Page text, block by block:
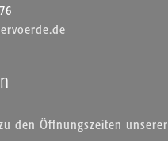
den Öffnungszeiten unserer